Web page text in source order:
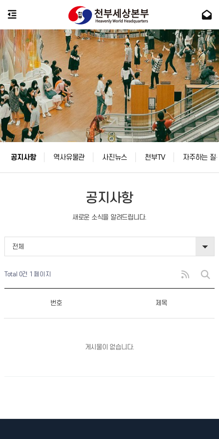
공지사항 역사유물관 사진뉴스 천부TV 자주하는 질
공지사항
새로운 소식을 알려드립니다.
전체
Total 0건 1 페이지
번호 제목
게시물이 없습니다.